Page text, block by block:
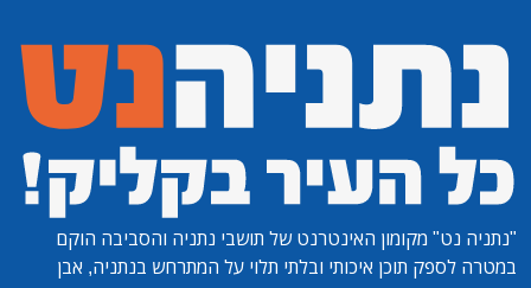
"נתניה נט" מקומון האינטרנט של תושבי נתניה והסביבה הוקם
במטרה לספק תוכן איכותי ובלתי תלוי על המתרחש בנתניה, אבן